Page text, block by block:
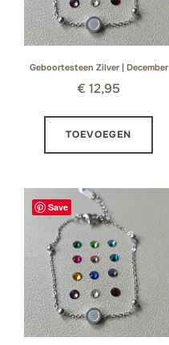
Geboortesteen Zilver | December
€ 12,95
TOEVOEGEN
Save